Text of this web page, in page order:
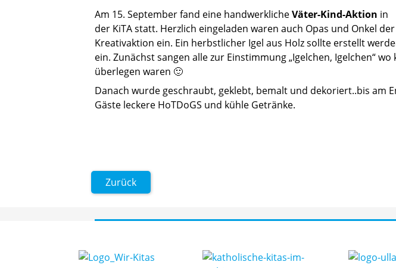
Am 15. September fand eine handwerklicheVäter-Kind-Aktion in
der KiTA statt. Herzlich eingeladen waren auch Opas und Onkel
Kreativaktion ein. Ein herbstlicher Igel aus Holz sollte erstellt
ein. Zunächst sangen alle zur Einstimmung „Igelchen, Igelchen“
überlegen waren 🙂
Danach wurde geschraubt, geklebt, bemalt und dekoriert..bis am
Gäste leckere HoTDoGS und kühle Getränke.
Zurück